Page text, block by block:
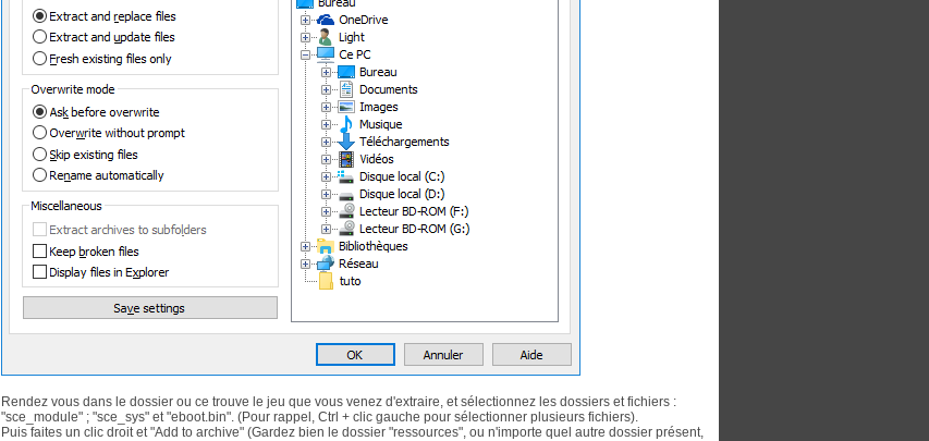
Rendez vous dans le dossier ou ce trouve le jeu que vous venez d'extraire, et sélectionnez les dossiers et fichiers :
"sce_module" ; "sce_sys" et "eboot.bin". (Pour rappel, Ctrl + clic gauche pour sélectionner plusieurs fichiers).
Puis faites un clic droit et "Add to archive" (Gardez bien le dossier "ressources", ou n'importe quel autre dossier présent,